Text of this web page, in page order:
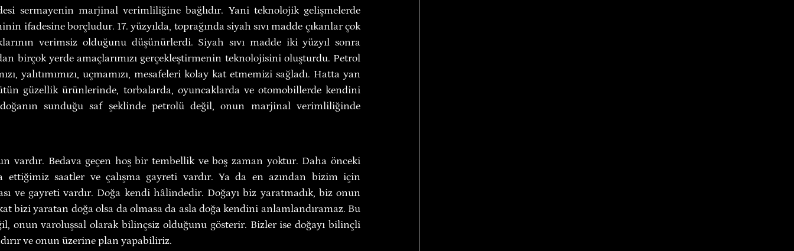
sermayenin marjinal verimliliğine bağlıdır. Yani teknolojik gelişmelerde
ifadesine borçludur. 17. yüzyılda, toprağında siyah sıvı madde çıkanlar çok
verimsiz olduğunu düşünürlerdi. Siyah sıvı madde iki yüzyıl sonra
birçok yerde amaçlarımızı gerçekleştirmenin teknolojisini oluşturdu. Petrol
yalıtımımızı, uçmamızı, mesafeleri kolay kat etmemizi sağladı. Hatta yan
güzellik ürünlerinde, torbalarda, oyuncaklarda ve otomobillerde kendini
sunduğu saf şeklinde petrolü değil, onun marjinal verimliliğinde
vardır. Bedava geçen hoş bir tembellik ve boş zaman yoktur. Daha önceki
ettiğimiz saatler ve çalışma gayreti vardır. Ya da en azından bizim için
ve gayreti vardır. Doğa kendi hâlindedir. Doğayı biz yaratmadık, biz onun
bizi yaratan doğa olsa da olmasa da asla doğa kendini anlamlandıramaz. Bu
onun varoluşsal olarak bilinçsiz olduğunu gösterir. Bizler ise doğayı bilinçli
ve onun üzerine plan yapabiliriz.